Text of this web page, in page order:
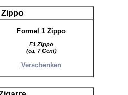
Zippo
Formel 1 Zippo
F1 Zippo
(ca. 7 Cent)
Verschenken